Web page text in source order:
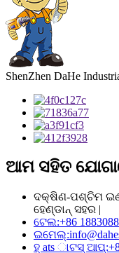
ShenZhen DaHe
ଆମ ସହିତ
ଦକ୍ଷିଣ-ପଶ୍ଚିମ
ହେଣ୍ଡାନ୍ ସହର |
ଟେଲ:+86
ଇମେଲ୍:
ହ୍ ats ାଟସ୍ ଆପ୍: